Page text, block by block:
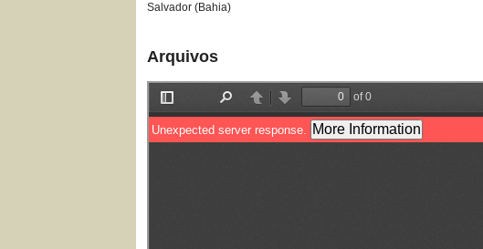
Salvador (Bahia)
Arquivos